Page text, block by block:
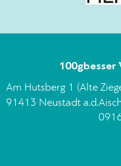
100gbesser
Am Hutsberg 1 (Alte
91413 Neustadt a.d.Aisch